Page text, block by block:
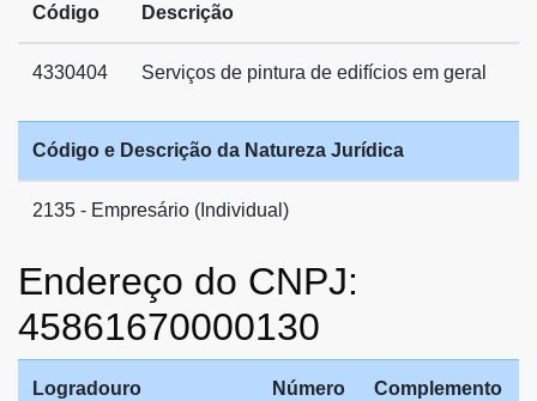
Código Descrição
4330404 Serviços de pintura de edifícios em geral
Código e Descrição da Natureza Jurídica
2135 - Empresário (Individual)
Endereço do CNPJ:
45861670000130
Logradouro Número Complemento